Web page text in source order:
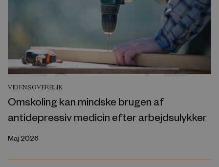
VIDENSOVERBLIK
Omskoling kan mindske brugen af
antidepressiv medicin efter arbejdsulykker
Maj 2026